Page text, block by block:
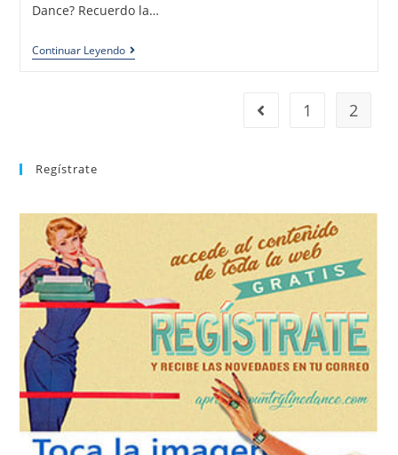
Dance? Recuerdo la…
Continuar Leyendo
1 2
Regístrate
Tras registrarte tendrás acceso completo a la web. Puedes
consultar el directorio alfabético de vídeos tutoriales y
aprender la coreografía que más te apetezca. Recibirás en tu
correo la newsletter con las novedades tanto en el blog, como
de nuevos bailes. En cualquier momento puedes dar de baja
tu suscripción a la newsletter sin dejar de estar registrado.
REGÍSTRATE